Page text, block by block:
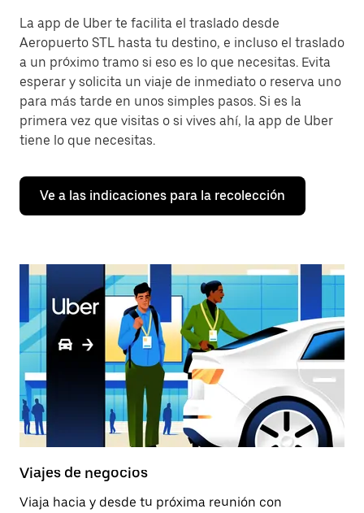
La app de Uber te facilita el traslado desde
Aeropuerto STL hasta tu destino, e incluso el traslado
a un próximo tramo si eso es lo que necesitas. Evita
esperar y solicita un viaje de inmediato o reserva uno
para más tarde en unos simples pasos. Si es la
primera vez que visitas o si vives ahí, la app de Uber
tiene lo que necesitas.
Ve a las indicaciones para la recolección
Viajes de negocios
Viaja hacia y desde tu próxima reunión con